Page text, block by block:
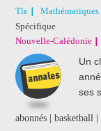
Tle Mathématiques
Spécifique
Nouvelle-Calédonie
Un
ses
abonnés | basketball